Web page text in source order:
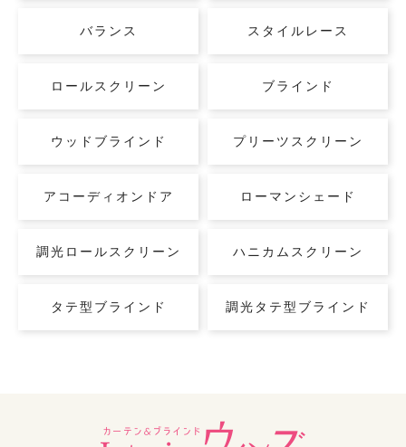
バランス スタイルレース
ロールスクリーン ブラインド
ウッドブラインド プリーツスクリーン
アコーディオンドア ローマンシェード
調光ロールスクリーン ハニカムスクリーン
タテ型ブラインド 調光タテ型ブラインド